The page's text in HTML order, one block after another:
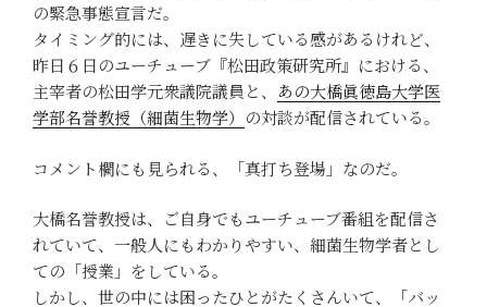
の緊急事態宣言だ。
タイミング的には、遅きに失している感があるけれど、
昨日６日のユーチューブ『松田政策研究所』における、
主宰者の松田学元衆議院議員と、 あの大橋眞徳島大学医
学部名誉教授（細菌生物学） の対談が配信されている。
コメント欄にも見られる、「真打ち登場」なのだ。
大橋名誉教授は、ご自身でもユーチューブ番組を配信さ
れていて、一般人にもわかりやすい、細菌生物学者とし
ての「授業」をしている。
しかし、世の中には困ったひとがたくさんいて、「バッ